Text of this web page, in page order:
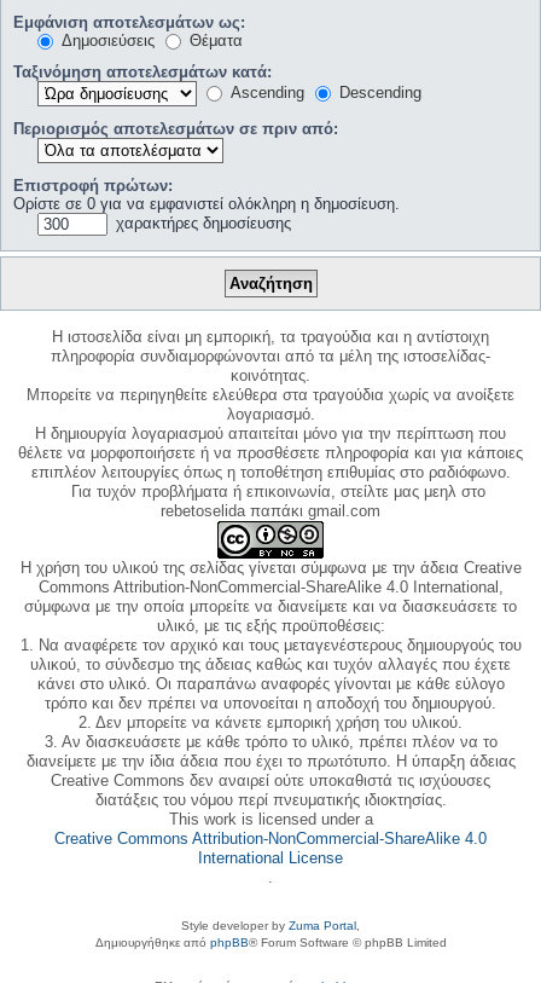
Εμφάνιση αποτελεσμάτων ως:
Δημοσιεύσεις
Θέματα
Ταξινόμηση αποτελεσμάτων κατά:
Ascending
Descending
Περιορισμός αποτελεσμάτων σε πριν από:
Επιστροφή πρώτων:
Ορίστε σε 0 για να εμφανιστεί ολόκληρη η δημοσίευση.
χαρακτήρες δημοσίευσης
Η ιστοσελίδα είναι μη εμπορική, τα τραγούδια και η αντίστοιχη
πληροφορία συνδιαμορφώνονται από τα μέλη της ιστοσελίδας-
κοινότητας.
Μπορείτε να περιηγηθείτε ελεύθερα στα τραγούδια χωρίς να ανοίξετε
λογαριασμό.
Η δημιουργία λογαριασμού απαιτείται μόνο για την περίπτωση που
θέλετε να μορφοποιήσετε ή να προσθέσετε πληροφορία και για κάποιες
επιπλέον λειτουργίες όπως η τοποθέτηση επιθυμίας στο ραδιόφωνο.
Για τυχόν προβλήματα ή επικοινωνία, στείλτε μας μεηλ στο
rebetoselida παπάκι gmail.com
Η χρήση του υλικού της σελίδας γίνεται σύμφωνα με την άδεια Creative
Commons Attribution-NonCommercial-ShareAlike 4.0 International,
σύμφωνα με την οποία μπορείτε να διανείμετε και να διασκευάσετε το
υλικό, με τις εξής προϋποθέσεις:
1. Να αναφέρετε τον αρχικό και τους μεταγενέστερους δημιουργούς του
υλικού, το σύνδεσμο της άδειας καθώς και τυχόν αλλαγές που έχετε
κάνει στο υλικό. Οι παραπάνω αναφορές γίνονται με κάθε εύλογο
τρόπο και δεν πρέπει να υπονοείται η αποδοχή του δημιουργού.
2. Δεν μπορείτε να κάνετε εμπορική χρήση του υλικού.
3. Αν διασκευάσετε με κάθε τρόπο το υλικό, πρέπει πλέον να το
διανείμετε με την ίδια άδεια που έχει το πρωτότυπο. Η ύπαρξη άδειας
Creative Commons δεν αναιρεί ούτε υποκαθιστά τις ισχύουσες
διατάξεις του νόμου περί πνευματικής ιδιοκτησίας.
This work is licensed under a
Creative Commons Attribution-NonCommercial-ShareAlike 4.0
International License
Style developer by Zuma Portal ,
Δημιουργήθηκε από phpBB® Forum Software © phpBB Limited